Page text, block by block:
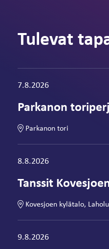
Tulevat
Tapahtuma alkaa:
7.8.2026
Parkanon
Parkanon tori
Tapahtuma alkaa:
8.8.2026
Tanssit
Kovesjoen kylätalo,
Tapahtuma alkaa:
9.8.2026